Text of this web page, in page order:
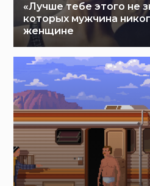
«Лучше тебе этого не
которых мужчина
женщине